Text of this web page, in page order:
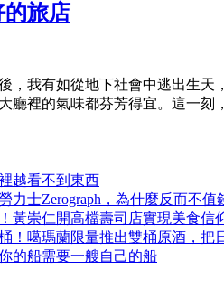
的旅店
，我有如從地下社會中逃出生天
廳裡的氣味都芬芳得宜。這一刻
越看不到東西
力士Zerograph，為什麼反而不值
黃崇仁開高檔壽司店實現美食信
！噶瑪蘭限量推出雙桶原酒，把
的船需要一艘自己的船